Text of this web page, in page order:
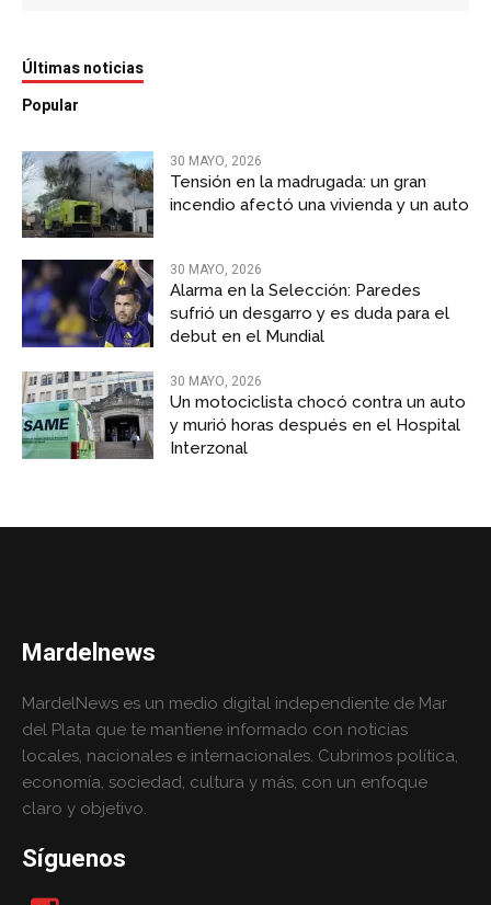
Últimas noticias
Popular
30 MAYO, 2026
Tensión en la madrugada: un gran
incendio afectó una vivienda y un auto
30 MAYO, 2026
Alarma en la Selección: Paredes
sufrió un desgarro y es duda para el
debut en el Mundial
30 MAYO, 2026
Un motociclista chocó contra un auto
y murió horas después en el Hospital
Interzonal
Mardelnews
MardelNews es un medio digital independiente de Mar
del Plata que te mantiene informado con noticias
locales, nacionales e internacionales. Cubrimos política,
economía, sociedad, cultura y más, con un enfoque
claro y objetivo.
Síguenos